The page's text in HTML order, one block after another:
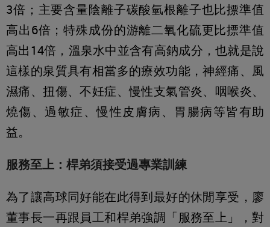
3倍；主要含量陰離子碳酸氫根離子也比摽準值
高出6倍；特殊成份的游離二氧化硫更比摽準值
高出14倍，溫泉水中並含有高鈉成分，也就是說
這樣的泉質具有相當多的療效功能，神經痛、風
濕痛、扭傷、不妊症、慢性支氣管炎、咽喉炎、
燒傷、過敏症、慢性皮膚病、胃腸病等皆有助
益。
服務至上：桿弟須接受過專業訓練
為了讓高球同好能在此得到最好的休閒享受，廖
董事長一再跟員工和桿弟強調「服務至上」，對